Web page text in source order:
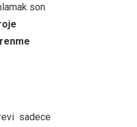
son
sadece